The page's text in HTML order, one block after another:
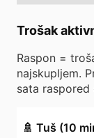
Trošak
Raspon =
najskupljem.
sata
🚿 Tuš (10